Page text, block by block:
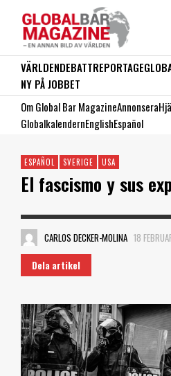
VÄRLDENDEBATTREPORTAGE
NY PÅ JOBBET
Om Global Bar MagazineAnnonsera
GlobalkalendernEnglishEspañol
ESPAÑOL SVERIGE USA
El fascismo y sus
CARLOS DECKER-MOLINA 18
Dela artikel